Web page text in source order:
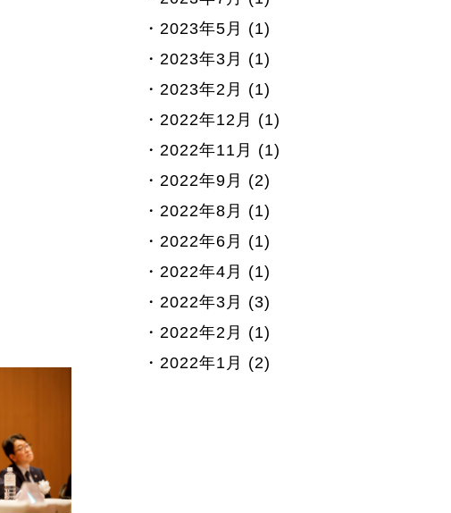
2023年5月 (1)
2023年3月 (1)
2023年2月 (1)
2022年12月 (1)
2022年11月 (1)
2022年9月 (2)
2022年8月 (1)
2022年6月 (1)
2022年4月 (1)
2022年3月 (3)
2022年2月 (1)
2022年1月 (2)